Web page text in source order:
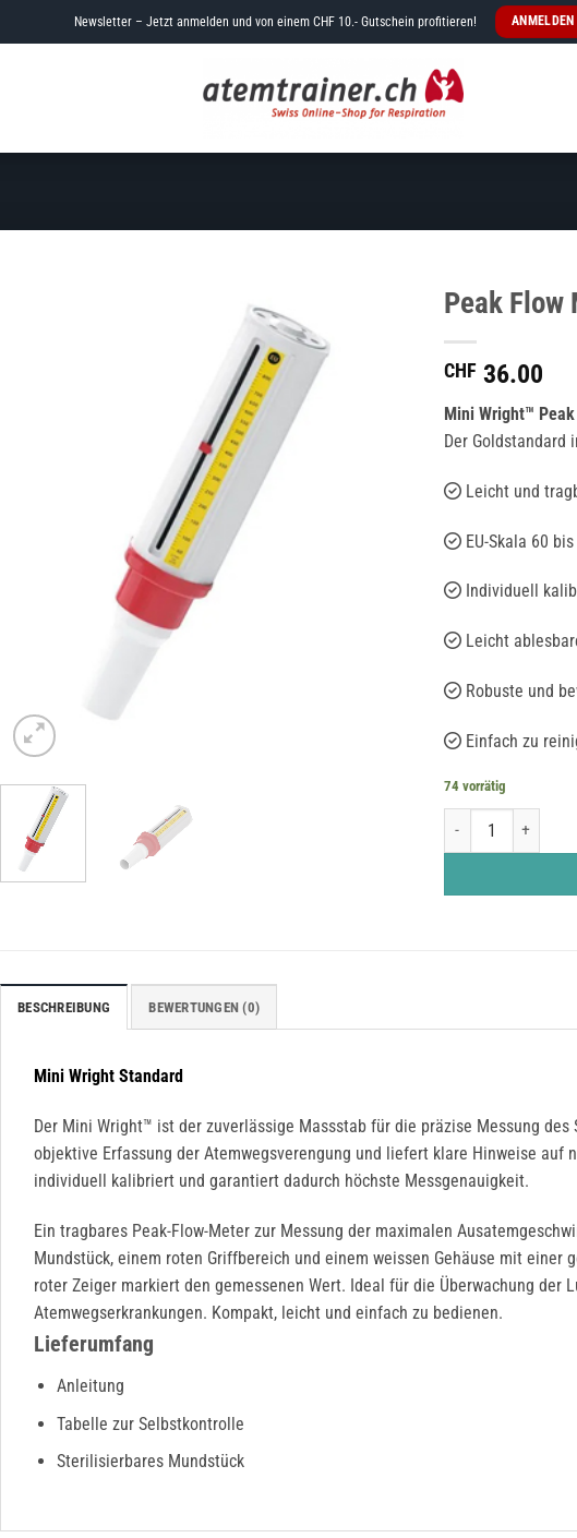
Newsletter – Jetzt anmelden und von einem CHF 10.- Gutschein profitieren! ANMELDEN
Peak Flow
CHF 36.00
Mini Wright™
Der Goldstandard
Leicht und
EU-Skala 60
Individuell
Leicht
Robuste und
Einfach zu
74 vorrätig
Peak Flow Meter
BESCHREIBUNG BEWERTUNGEN (0)
Mini Wright Standard
Der Mini Wright™ ist der zuverlässige Massstab für die präzise Messung
objektive Erfassung der Atemwegsverengung und liefert klare Hinweise
individuell kalibriert und garantiert dadurch höchste Messgenauigkeit.
Ein tragbares Peak-Flow-Meter zur Messung der maximalen
Mundstück, einem roten Griffbereich und einem weissen Gehäuse mit einer
roter Zeiger markiert den gemessenen Wert. Ideal für die Überwachung der
Atemwegserkrankungen. Kompakt, leicht und einfach zu bedienen.
Lieferumfang
Anleitung
Tabelle zur Selbstkontrolle
Sterilisierbares Mundstück